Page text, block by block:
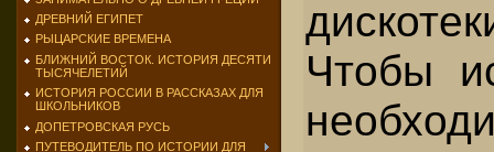
ДРЕВНИЙ ЕГИПЕТ
РЫЦАРСКИЕ ВРЕМЕНА
БЛИЖНИЙ ВОСТОК. ИСТОРИЯ ДЕСЯТИ
ТЫСЯЧЕЛЕТИЙ
ИСТОРИЯ РОССИИ В РАССКАЗАХ ДЛЯ
ШКОЛЬНИКОВ
ДОПЕТРОВСКАЯ РУСЬ
ПУТЕВОДИТЕЛЬ ПО ИСТОРИИ ДЛЯ
Чтобы